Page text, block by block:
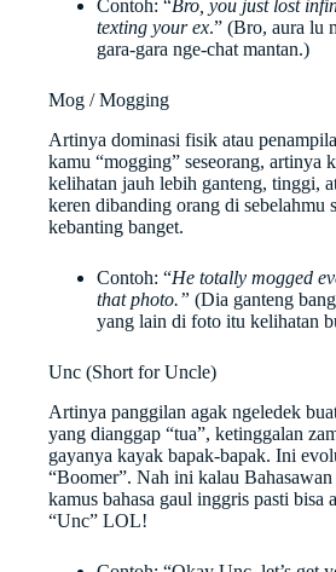
Contoh: “Bro, you just lost
texting your ex.” (Bro, aura lu
gara-gara nge-chat mantan.)
Mog / Mogging
Artinya dominasi fisik atau
kamu “mogging” seseorang, artinya
kelihatan jauh lebih ganteng, tinggi,
keren dibanding orang di sebelahmu
kebanting banget.
Contoh: “He totally mogged
that photo.” (Dia ganteng
yang lain di foto itu kelihatan
Unc (Short for Uncle)
Artinya panggilan agak ngeledek
yang dianggap “tua”, ketinggalan
gayanya kayak bapak-bapak. Ini
“Boomer”. Nah ini kalau Bahasawan
kamus bahasa gaul inggris pasti bisa
“Unc” LOL!